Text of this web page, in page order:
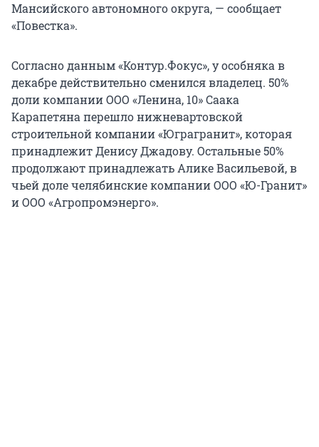
Мансийского автономного округа, — сообщает
«Повестка».
Согласно данным «Контур.Фокус», у особняка в
декабре действительно сменился владелец. 50%
доли компании ООО «Ленина, 10» Саака
Карапетяна перешло нижневартовской
строительной компании «Юграгранит», которая
принадлежит Денису Джадову. Остальные 50%
продолжают принадлежать Алике Васильевой, в
чьей доле челябинские компании ООО «Ю-Гранит»
и ООО «Агропромэнерго».